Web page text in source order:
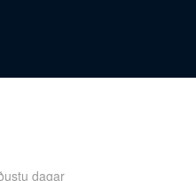
dagar